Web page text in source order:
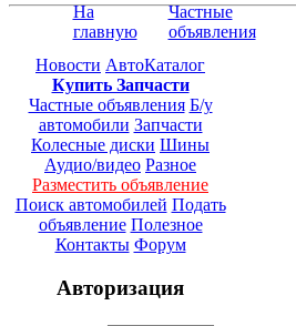
На
главную
Частные
объявления
Новости АвтоКаталог
Купить Запчасти
Частные объявления Б/у
автомобили Запчасти
Колесные диски Шины
Аудио/видео Разное
Разместить объявление
Поиск автомобилей Подать
объявление Полезное
Контакты Форум
Авторизация